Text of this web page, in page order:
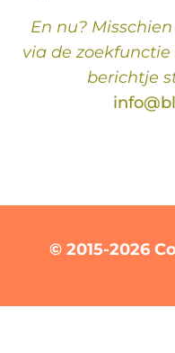
En nu?
via de
berichtje
© 2015-2026